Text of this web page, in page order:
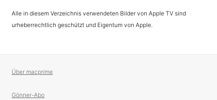
Alle in diesem Verzeichnis verwendeten Bilder von Apple TV sind
urheberrechtlich geschützt und Eigentum von Apple.
Über macprime
Gönner-Abo